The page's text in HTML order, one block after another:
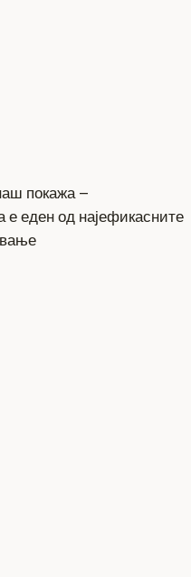
покажа –
е еден од најефикасните